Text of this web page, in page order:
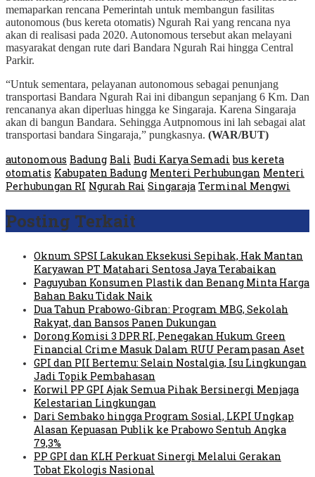
memaparkan rencana Pemerintah untuk membangun fasilitas
autonomous (bus kereta otomatis) Ngurah Rai yang rencana nya
akan di realisasi pada 2020. Autonomous tersebut akan melayani
masyarakat dengan rute dari Bandara Ngurah Rai hingga Central
Parkir.
“Untuk sementara, pelayanan autonomous sebagai penunjang
transportasi Bandara Ngurah Rai ini dibangun sepanjang 6 Km. Dan
rencananya akan diperluas hingga ke Singaraja. Karena Singaraja
akan di bangun Bandara. Sehingga Autpnomous ini lah sebagai alat
transportasi bandara Singaraja,” pungkasnya. (WAR/BUT)
autonomous Badung Bali Budi Karya Semadi bus kereta
otomatis Kabupaten Badung Menteri Perhubungan Menteri
Perhubungan RI Ngurah Rai Singaraja Terminal Mengwi
Posting Terkait
Oknum SPSI Lakukan Eksekusi Sepihak, Hak Mantan
Karyawan PT Matahari Sentosa Jaya Terabaikan
Paguyuban Konsumen Plastik dan Benang Minta Harga
Bahan Baku Tidak Naik
Dua Tahun Prabowo-Gibran: Program MBG, Sekolah
Rakyat, dan Bansos Panen Dukungan
Dorong Komisi 3 DPR RI, Penegakan Hukum Green
Financial Crime Masuk Dalam RUU Perampasan Aset
GPI dan PII Bertemu: Selain Nostalgia, Isu Lingkungan
Jadi Topik Pembahasan
Korwil PP GPI Ajak Semua Pihak Bersinergi Menjaga
Kelestarian Lingkungan
Dari Sembako hingga Program Sosial, LKPI Ungkap
Alasan Kepuasan Publik ke Prabowo Sentuh Angka
79,3%
PP GPI dan KLH Perkuat Sinergi Melalui Gerakan
Tobat Ekologis Nasional